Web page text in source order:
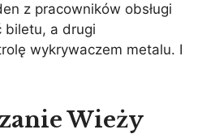
z pracowników obsługi
biletu, a drugi
wykrywaczem metalu. I
Wieży